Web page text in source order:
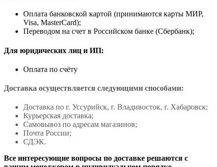
Оплата банковской картой (принимаются карты МИР,
Visa, MasterCard);
Переводом на счет в Российском банке (Сбербанк);
Для юридических лиц и ИП:
Оплата по счёту
Доставка осуществляется следующими способами:
Доставка по г. Уссурийск, г. Владивосток, г. Хабаровск;
Курьерская доставка;
Самовывоз по адресам магазинов;
Почта России;
СДЭК.
Все интересующие вопросы по доставке решаются с